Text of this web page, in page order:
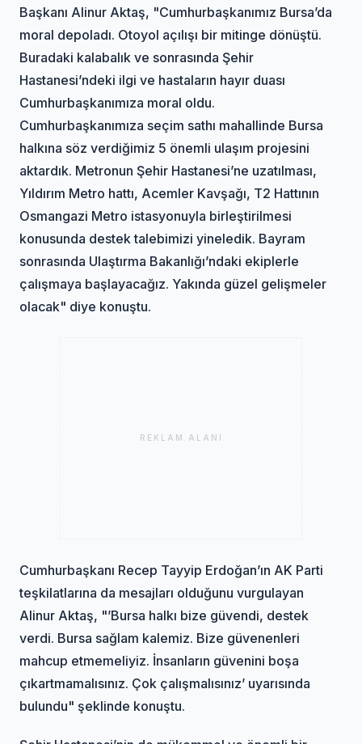
Başkanı Alinur Aktaş, "Cumhurbaşkanımız Bursa’da
moral depoladı. Otoyol açılışı bir mitinge dönüştü.
Buradaki kalabalık ve sonrasında Şehir
Hastanesi’ndeki ilgi ve hastaların hayır duası
Cumhurbaşkanımıza moral oldu.
Cumhurbaşkanımıza seçim sathı mahallinde Bursa
halkına söz verdiğimiz 5 önemli ulaşım projesini
aktardık. Metronun Şehir Hastanesi’ne uzatılması,
Yıldırım Metro hattı, Acemler Kavşağı, T2 Hattının
Osmangazi Metro istasyonuyla birleştirilmesi
konusunda destek talebimizi yineledik. Bayram
sonrasında Ulaştırma Bakanlığı’ndaki ekiplerle
çalışmaya başlayacağız. Yakında güzel gelişmeler
olacak" diye konuştu.
REKLAM ALANI
Cumhurbaşkanı Recep Tayyip Erdoğan’ın AK Parti
teşkilatlarına da mesajları olduğunu vurgulayan
Alinur Aktaş, "’Bursa halkı bize güvendi, destek
verdi. Bursa sağlam kalemiz. Bize güvenenleri
mahcup etmemeliyiz. İnsanların güvenini boşa
çıkartmamalısınız. Çok çalışmalısınız’ uyarısında
bulundu" şeklinde konuştu.